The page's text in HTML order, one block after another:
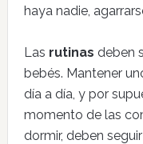
haya nadie,
Las rutinas deben
bebés. Mantener
día a día, y por
momento de las
dormir, deben